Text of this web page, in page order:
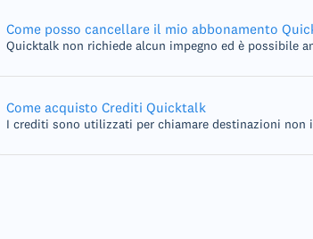
Come posso cancellare il mio abbonamento
Quicktalk non richiede alcun impegno ed è possibile
Come acquisto Crediti Quicktalk
I crediti sono utilizzati per chiamare destinazioni non